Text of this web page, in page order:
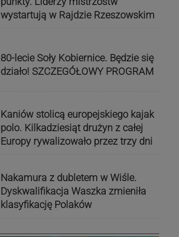
wystartują w Rajdzie Rzeszowskim
80-lecie Soły Kobiernice. Będzie się
działo! SZCZEGÓŁOWY PROGRAM
Kaniów stolicą europejskiego kajak
polo. Kilkadziesiąt drużyn z całej
Europy rywalizowało przez trzy dni
Nakamura z dubletem w Wiśle.
Dyskwalifikacja Waszka zmieniła
klasyfikację Polaków